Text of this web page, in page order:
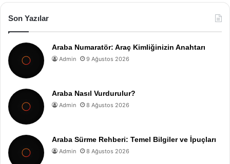
Son Yazılar
Araba Numaratör: Araç Kimliğinizin Anahtarı
Admin 9 Ağustos 2026
Araba Nasıl Vurdurulur?
Admin 8 Ağustos 2026
Araba Sürme Rehberi: Temel Bilgiler ve İpuçları
Admin 8 Ağustos 2026